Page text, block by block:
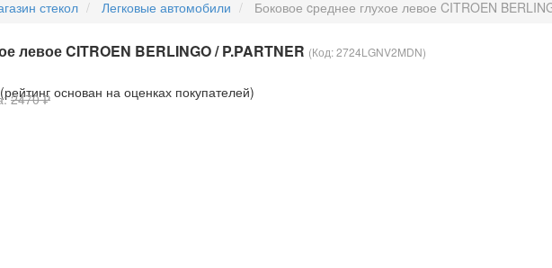
стекол Легковые автомобили Боковое cреднее глухое левое CITROEN
левое CITROEN BERLINGO / P.PARTNER (Код:2724LGNV2MDN)
(рейтинг основан на оценках покупателей)
2470 ₽